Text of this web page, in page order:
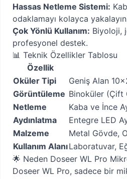
Hassas Netleme Sistemi:
odaklamayı kolayca
Çok Yönlü Kullanım: Biyoloji,
profesyonel destek.
📊 Teknik Özellikler Tablosu
Özellik
Oküler Tipi
Geniş Alan
Görüntüleme Binoküler (Çift
Netleme
Kaba ve İnce
Aydınlatma
Entegre LED
Malzeme
Metal Gövde,
Kullanım AlanıLaboratuvar,
🌟 Neden Doseer WL Pro
Doseer WL Pro, sadece bir